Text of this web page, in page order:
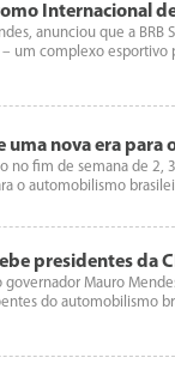
Internacional
anunciou que a
um complexo
uma nova era
no fim de semana de
o automobilismo
presidentes da
Mauro
do automobilismo